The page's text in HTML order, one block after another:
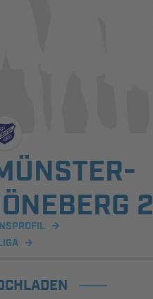
2